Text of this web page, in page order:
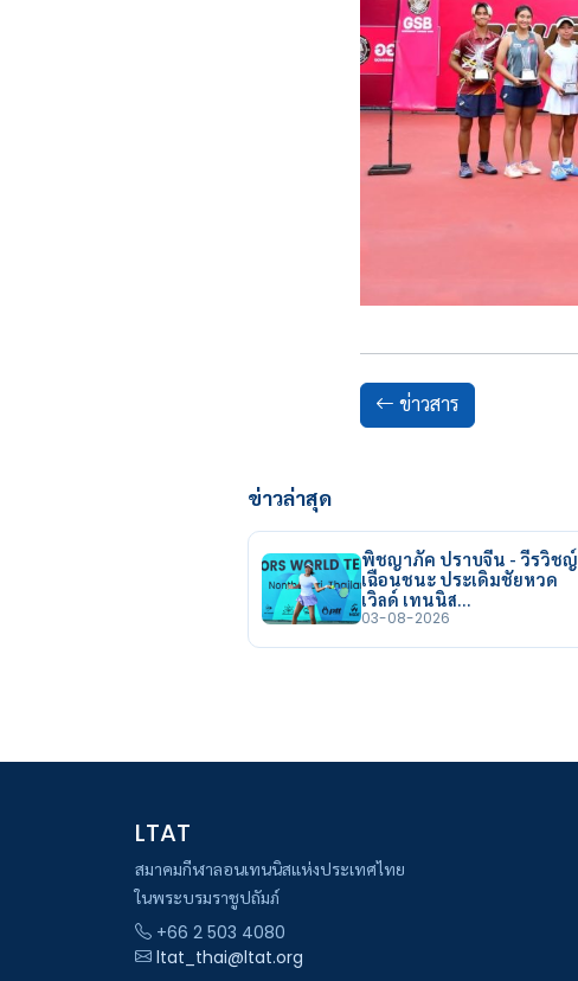
ข่าวสาร
ข่าวล่าสุด
พิชญาภัค ปราบจีน - วีรวิชญ์
เฉือนชนะ ประเดิมชัยหวด
เวิลด์ เทนนิส…
03-08-2026
LTAT
สมาคมกีฬาลอนเทนนิสแห่งประเทศไทย
ในพระบรมราชูปถัมภ์
+66 2 503 4080
ltat_thai@ltat.org